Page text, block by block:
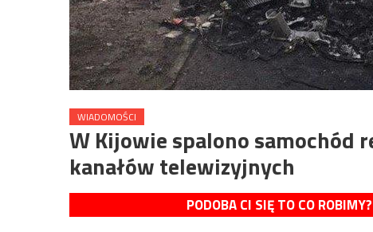
WIADOMOŚCI
W Kijowie spalono samochód
kanałów telewizyjnych
PODOBA CI SIĘ TO CO